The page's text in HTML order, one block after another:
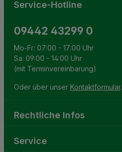
Service-Hotline
09442 43299 0
Mo-Fr: 07:00 - 17:00 Uhr
Sa: 09:00 - 14:00 Uhr
(mit Terminvereinbarung)
Oder über unser Kontaktformular.
Rechtliche Infos
Service